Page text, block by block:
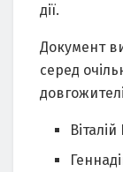
дії.
Документ
серед